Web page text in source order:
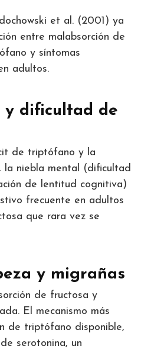
et al. (2001) ya
entre malabsorción de
y síntomas
adultos.
dificultad de
de triptófano y la
la niebla mental (dificultad
de lentitud cognitiva)
frecuente en adultos
que rara vez se
y migrañas
de fructosa y
El mecanismo más
de triptófano disponible,
serotonina, un